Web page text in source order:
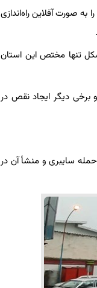
صورت آفلاین راه‌اندازی
تنها مختص این استان
برخی دیگر ایجاد نقص در
سایبری و منشأ آن در